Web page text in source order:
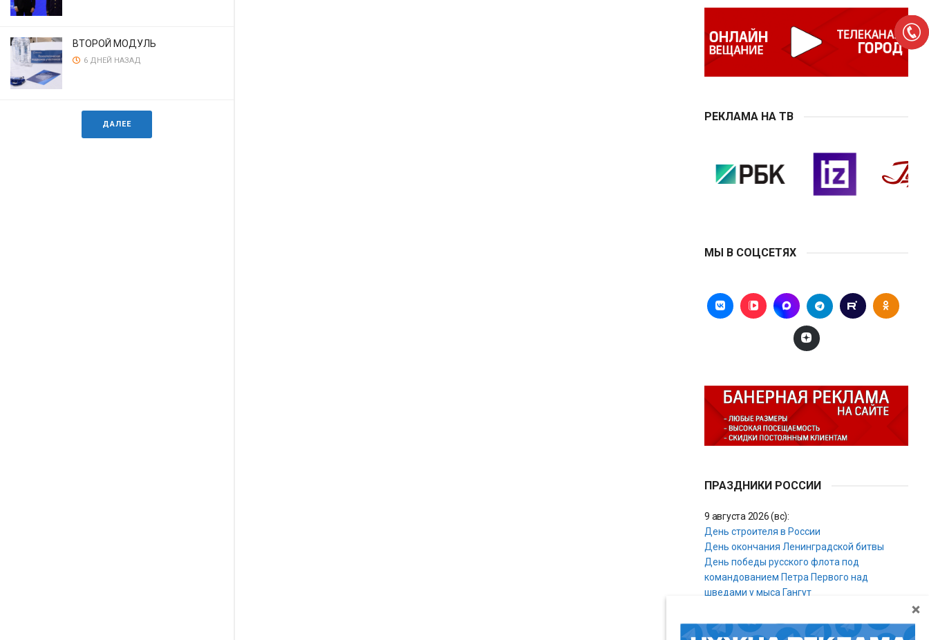
ВТОРОЙ МОДУЛЬ
6 ДНЕЙ НАЗАД
ДАЛЕЕ
РЕКЛАМА НА ТВ
МЫ В СОЦСЕТЯХ
ПРАЗДНИКИ РОССИИ
9 августа 2026 (вс):
День строителя в России
День окончания Ленинградской битвы
День победы русского флота под
командованием Петра Первого над
шведами у мыса Гангут